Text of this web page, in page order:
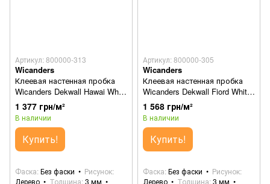
Артикул: 800000-313
Wicanders
Клеевая настенная пробка
Wicanders Dekwall Hawai White
RY77002
1 377 грн/м²
В наличии
Купить!
Фаска Без фаски
Рисунок
Дерево
Толщина 3 мм
Артикул: 800000-305
Wicanders
Клеевая настенная пробка
Wicanders Dekwall Fiord White
RY19001
1 568 грн/м²
В наличии
Купить!
Фаска Без фаски
Рисунок
Дерево
Толщина 3 мм